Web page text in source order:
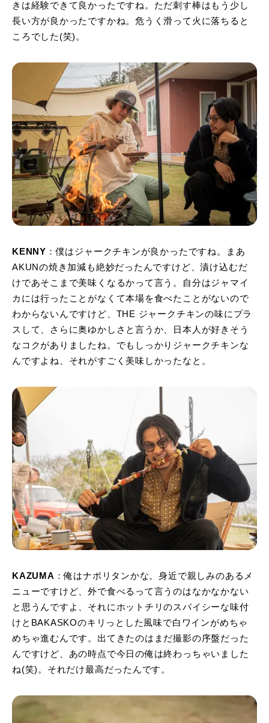
きは経験できて良かったですね。ただ刺す棒はもう少し
長い方が良かったですかね。危うく滑って火に落ちると
ころでした(笑)。
KENNY ：僕はジャークチキンが良かったですね。まあ
AKUNの焼き加減も絶妙だったんですけど、漬け込むだ
けであそこまで美味くなるかって言う。自分はジャマイ
カには行ったことがなくて本場を食べたことがないので
わからないんですけど、THE ジャークチキンの味にプラ
スして、さらに奥ゆかしさと言うか、日本人が好きそう
なコクがありましたね。でもしっかりジャークチキンな
んですよね、それがすごく美味しかったなと。
KAZUMA ：俺はナポリタンかな。身近で親しみのあるメ
ニューですけど、外で食べるって言うのはなかなかない
と思うんですよ、それにホットチリのスパイシーな味付
けとBAKASKOのキリっとした風味で白ワインがめちゃ
めちゃ進むんです。出てきたのはまだ撮影の序盤だった
んですけど、あの時点で今日の俺は終わっちゃいました
ね(笑)。それだけ最高だったんです。